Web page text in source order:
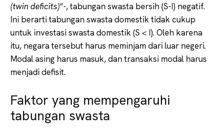
(twin deficits)“-, tabungan swasta bersih (S-I) negatif.
Ini berarti tabungan swasta domestik tidak cukup
untuk investasi swasta domestik (S < I). Oleh karena
itu, negara tersebut harus meminjam dari luar negeri.
Modal asing harus masuk, dan transaksi modal harus
menjadi defisit.
Faktor yang mempengaruhi
tabungan swasta